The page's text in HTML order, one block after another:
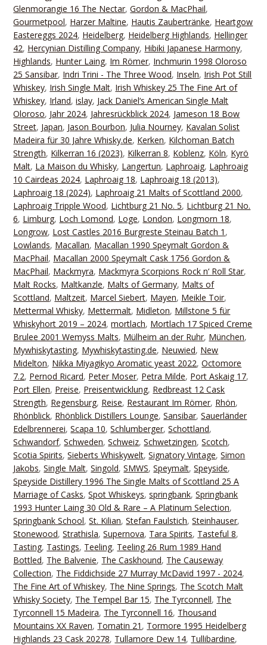
Glenmorangie 16 The Nectar,Gordon & MacPhail,
Gourmetpool, Harzer Maltine, Hautis Zaubertränke, Heartgow
Eastereggs 2024, Heidelberg, Heidelberg Highlands, Hellinger
42, Hercynian Distilling Company, Hibiki Japanese Harmony,
Highlands, Hunter Laing, Im Römer, Inchmurin 1998 Oloroso
25 Sansibar, Indri Trini - The Three Wood, Inseln, Irish Pot Still
Whiskey, Irish Single Malt, Irish Whiskey 25 The Fine Art of
Whiskey, Irland,islay, Jack Daniel‘s American Single Malt
Oloroso, Jahr 2024, Jahresrückblick 2024, Jameson 18 Bow
Street, Japan, Jason Bourbon, Julia Nourney, Kavalan Solist
Madeira für 30 Jahre Whisky.de, Kerken, Kilchoman Batch
Strength, Kilkerran 16 (2023), Kilkerran 8, Koblenz, Köln, Kyrö
Malt, La Maison du Whisky, Langertun, Laphroaig, Laphroaig
10 Cairdeas 2024, Laphroaig 18, Laphroaig 18 (2013),
Laphroaig 18 (2024), Laphroaig 21 Malts of Scottland 2000,
Laphroaig Tripple Wood, Lichtburg 21 No. 5, Lichtburg 21 No.
6, Limburg, Loch Lomond, Loge, London, Longmorn 18,
Longrow, Lost Castles 2016 Burgreste Steinau Batch 1 ,
Lowlands, Macallan, Macallan 1990 Speymalt Gordon &
MacPhail, Macallan 2000 Speymalt Cask 1756 Gordon &
MacPhail, Mackmyra, Mackmyra Scorpions Rock n‘ Roll Star,
Malt Rocks, Maltkanzle, Malts of Germany, Malts of
Scottland, Maltzeit, Marcel Siebert, Mayen, Meikle Toir,
Mettermal Whisky, Mettermalt, Midleton, Millstone 5 für
Whiskyhort 2019 – 2024,mortlach, Mortlach 17 Spiced Creme
Brulee 2001 Wemyss Malts, Mülheim an der Ruhr, München,
Mywhiskytasting, Mywhiskytasting.de, Neuwied, New
Midelton, Nikka Miyagikyo Aromatic yeast 2022,Octomore
7.2, Pernod Ricard, Peter Moser, Petra Milde, Port Askaig 17,
Port Ellen, Preise, Preisentwicklung, Redbreast 12 Cask
Strength, Regensburg, Reise, Restaurant Im Römer, Rhön,
Rhönblick, Rhönblick Distillers Lounge,Sansibar,Sauerländer
Edelbrennerei,Scapa 10,Schlumberger,Schottland,
Schwandorf,Schweden,Schweiz,Schwetzingen,Scotch,
Scotia Spirits,Sieberts Whiskywelt,Signatory Vintage,Simon
Jakobs,Single Malt,Singold,SMWS,Speymalt,Speyside,
Speyside Distillery 1996 The Single Malts of Scottland 25 A
Marriage of Casks,Spot Whiskeys,springbank,Springbank
1993 Hunter Laing 30 Old & Rare – A Platinum Selection,
Springbank School,St. Kilian,Stefan Faulstich,Steinhauser,
Stonewood,Strathisla,Supernova, Tara Spirits, Tasteful 8,
Tasting, Tastings, Teeling, Teeling 26 Rum 1989 Hand
Bottled, The Balvenie, The Caskhound, The Causeway
Collection, The Fiddichside 27 Murray McDavid 1997 - 2024,
The Fine Art of Whiskey, The Nine Springs, The Scotch Malt
Whisky Society, The Tempel Bar 15, The Tyrconnell, The
Tyrconnell 15 Madeira, The Tyrconnell 16, Thousand
Mountains XX Raven, Tomatin 21 , Tormore 1995 Heidelberg
Highlands 23 Cask 20278, Tullamore Dew 14, Tullibardine,